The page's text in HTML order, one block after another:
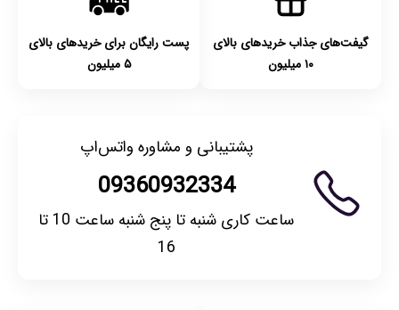
گیفت‌های جذاب خریدهای بالای
۱۰ میلیون
پست رایگان برای خریدهای بالای
۵ میلیون
پشتیبانی و مشاوره واتس‌اپ
09360932334
ساعت کاری شنبه تا پنج شنبه ساعت 10 تا
16